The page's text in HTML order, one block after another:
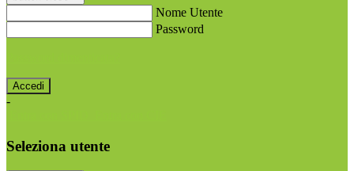
Nome Utente
Password
-
Seleziona utente